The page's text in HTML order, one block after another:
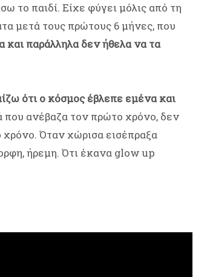
το παιδί. Είχε φύγει μόλις από τη
μετά τους πρώτους 6 μήνες, που
και παράλληλα δεν ήθελα να τα
ότι ο κόσμος έβλεπε εμένα και
που ανέβαζα τον πρώτο χρόνο, δεν
Όταν χώρισα εισέπραξα
ήρεμη. Ότι έκανα glow up